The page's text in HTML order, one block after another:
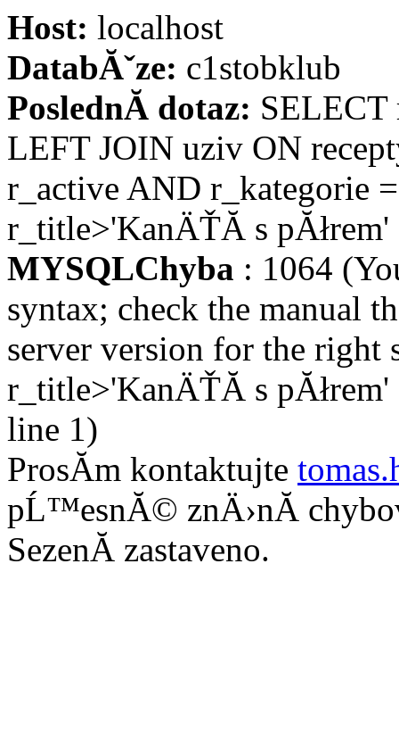
Host: localhost
DatabĂˇze: c1stobklub
PoslednĂ­ dotaz: SELECT
LEFT JOIN uziv ON
r_active AND r_kategorie
r_title>'KanÄŤĂ­ s
MYSQLChyba : 1064
syntax; check the manual
server version for the right
r_title>'KanÄŤĂ­ s
line 1)
ProsĂ­m kontaktujte
pĹ™esnĂ© znÄ›nĂ­
SezenĂ­ zastaveno.